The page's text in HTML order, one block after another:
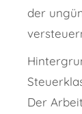
der
Der